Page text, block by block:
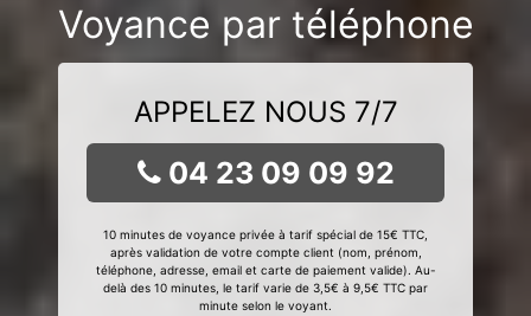
Voyance par téléphone
APPELEZ NOUS 7/7
04 23 09 09 92
10 minutes de voyance privée à tarif spécial de 15€ TTC,
après validation de votre compte client (nom, prénom,
téléphone, adresse, email et carte de paiement valide). Au-
delà des 10 minutes, le tarif varie de 3,5€ à 9,5€ TTC par
minute selon le voyant.